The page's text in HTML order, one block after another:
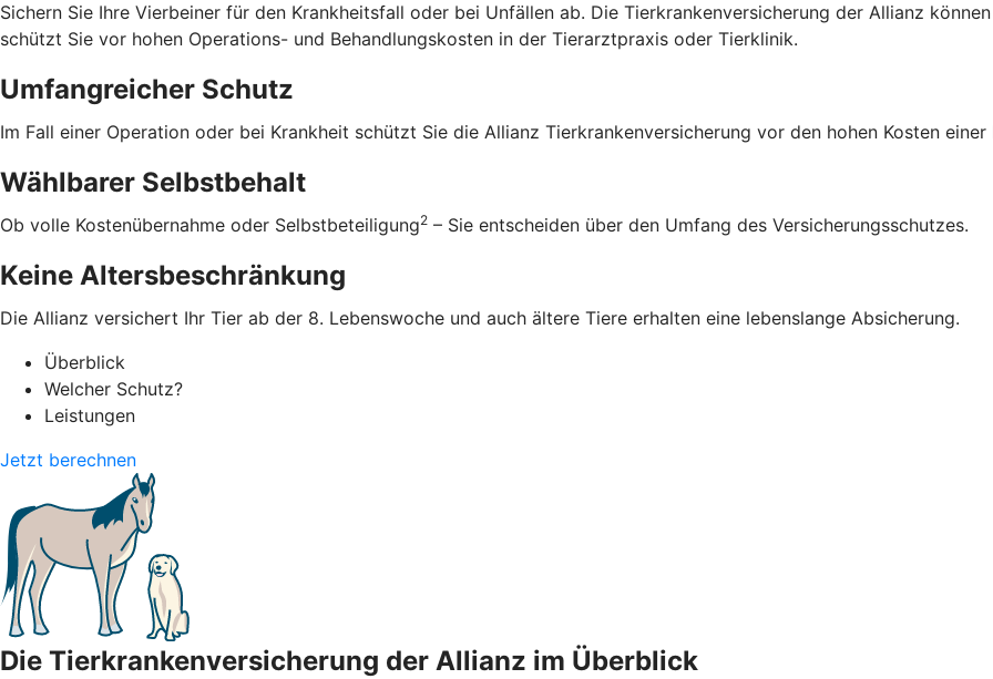
Sichern Sie Ihre Vierbeiner für den Krankheitsfall oder bei Unfällen ab. Die Tierkrankenversicherung der Allianz
schützt Sie vor hohen Operations- und Behandlungskosten in der Tierarztpraxis oder Tierklinik.
Umfangreicher Schutz
Im Fall einer Operation oder bei Krankheit schützt Sie die Allianz Tierkrankenversicherung vor den hohen Kosten einer
Wählbarer Selbstbehalt
Ob volle Kostenübernahme oder Selbstbeteiligung2 – Sie entscheiden über den Umfang des Versicherungsschutzes.
Keine Altersbeschränkung
Die Allianz versichert Ihr Tier ab der 8. Lebenswoche und auch ältere Tiere erhalten eine lebenslange Absicherung.
Überblick
Welcher Schutz?
Leistungen
Jetzt berechnen
Die Tierkrankenversicherung der Allianz im Überblick